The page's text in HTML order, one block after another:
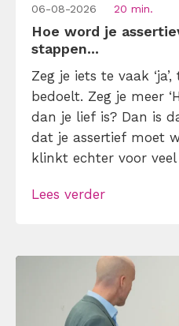
06-08-2026 20 min.
Hoe word je
stappen...
Zeg je iets te vaak
bedoelt. Zeg je meer
dan je lief is? Dan is
dat je assertief moet
klinkt echter voor
maar dat is niet zo.
Lees verder